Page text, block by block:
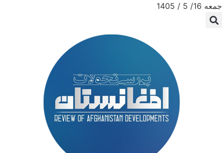
جمعه 16/ 5 / 1405